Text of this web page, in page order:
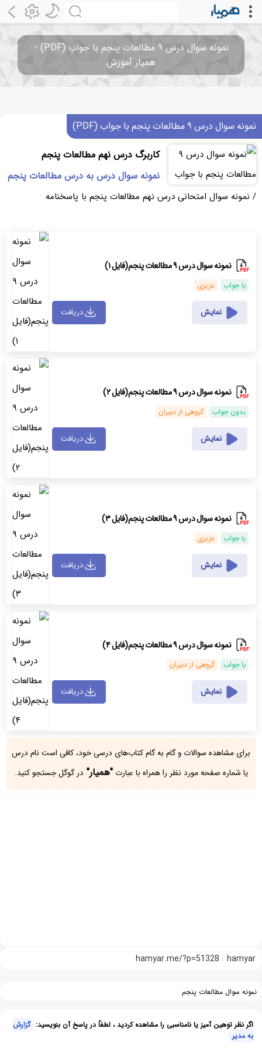
نمونه سوال درس ۹ مطالعات پنجم با جواب (PDF) -
همیار آموزش
نمونه سوال درس ۹ مطالعات پنجم با جواب (PDF)
کاربرگ درس نهم مطالعات پنجم
نمونه سوال درس به درس مطالعات پنجم
/ نمونه سوال امتحانی درس نهم مطالعات پنجم با پاسخنامه
نمونه سوال درس ۹ مطالعات پنجم(فایل ۱)
با جواب عزیزی
نمایش دریافت
نمونه سوال درس ۹ مطالعات پنجم(فایل ۲)
بدون جواب گروهی از دبیران
نمایش دریافت
نمونه سوال درس ۹ مطالعات پنجم(فایل ۳)
با جواب عزیزی
نمایش دریافت
نمونه سوال درس ۹ مطالعات پنجم(فایل ۴)
با جواب گروهی از دبیران
نمایش دریافت
برای مشاهده سوالات و گام به گام کتاب‌های درسی خود، کافی است نام درس
یا شماره صفحه مورد نظر را همراه با عبارت"همیار" در گوگل جستجو کنید.
hamyar
hamyar.me/?p=51328
نمونه سوال مطالعات پنجم
اگر نظر توهین آمیز یا نامناسبی را مشاهده کردید ، لطفاً در پاسخ آن بنویسید: گزارش
به مدیر